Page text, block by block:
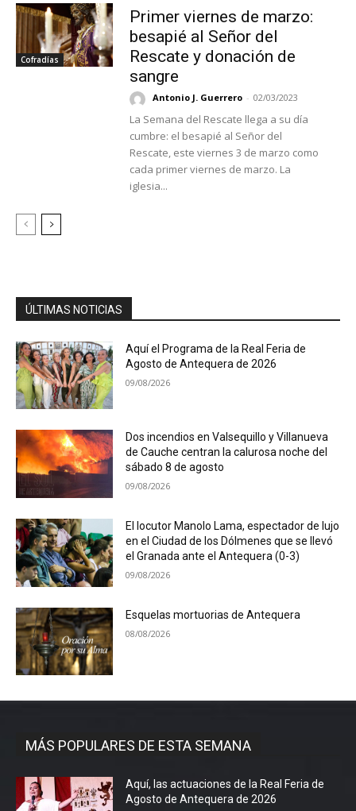
Cofradías
Primer viernes de marzo:
besapié al Señor del
Rescate y donación de
sangre
Antonio J. Guerrero - 02/03/2023
La Semana del Rescate llega a su día
cumbre: el besapié al Señor del
Rescate, este viernes 3 de marzo como
cada primer viernes de marzo. La
iglesia...
ÚLTIMAS NOTICIAS
Aquí el Programa de la Real Feria de
Agosto de Antequera de 2026
09/08/2026
Dos incendios en Valsequillo y Villanueva
de Cauche centran la calurosa noche del
sábado 8 de agosto
09/08/2026
El locutor Manolo Lama, espectador de lujo
en el Ciudad de los Dólmenes que se llevó
el Granada ante el Antequera (0-3)
09/08/2026
Esquelas mortuorias de Antequera
08/08/2026
MÁS POPULARES DE ESTA SEMANA
Aquí, las actuaciones de la Real Feria de
Agosto de Antequera de 2026